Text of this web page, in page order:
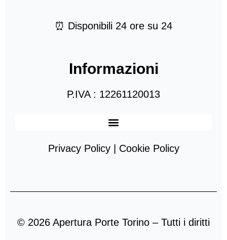
⏰ Disponibili 24 ore su 24
Informazioni
P.IVA : 12261120013
Privacy Policy | Cookie Policy
© 2026 Apertura Porte Torino – Tutti i diritti